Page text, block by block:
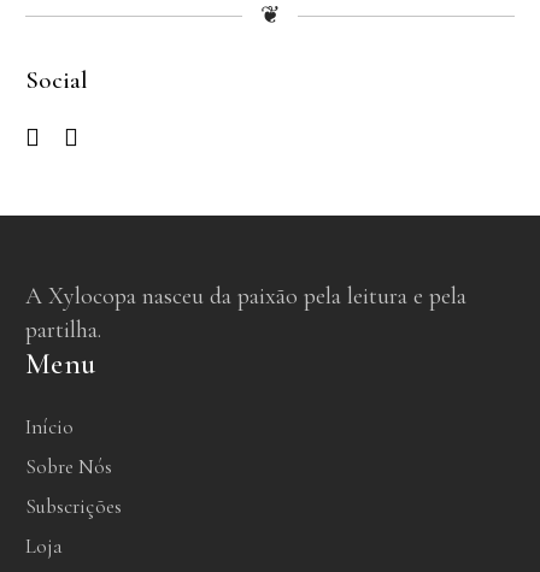
❦
Social
A Xylocopa nasceu da paixão pela leitura e pela
partilha.
Menu
Início
Sobre Nós
Subscrições
Loja